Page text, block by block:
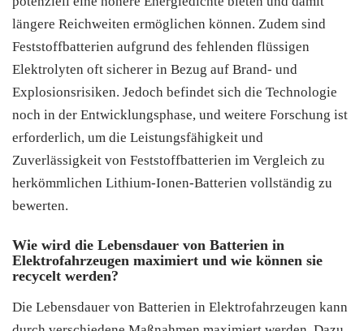
längere Reichweiten ermöglichen können. Zudem sind
Feststoffbatterien aufgrund des fehlenden flüssigen
Elektrolyten oft sicherer in Bezug auf Brand- und
Explosionsrisiken. Jedoch befindet sich die Technologie
noch in der Entwicklungsphase, und weitere Forschung ist
erforderlich, um die Leistungsfähigkeit und
Zuverlässigkeit von Feststoffbatterien im Vergleich zu
herkömmlichen Lithium-Ionen-Batterien vollständig zu
bewerten.
Wie wird die Lebensdauer von Batterien in
Elektrofahrzeugen maximiert und wie können sie
recycelt werden?
Die Lebensdauer von Batterien in Elektrofahrzeugen kann